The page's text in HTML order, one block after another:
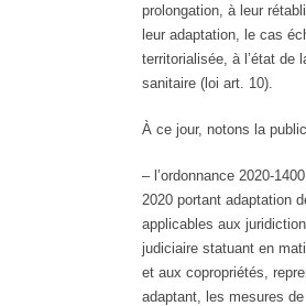
prolongation, à leur
leur adaptation, le cas
territorialisée, à l’état de
sanitaire (loi art. 10).
À ce jour, notons la
– l’ordonnance 2020-
2020 portant adaptation
applicables aux
judiciaire statuant en
et aux copropriétés,
adaptant, les mesures de